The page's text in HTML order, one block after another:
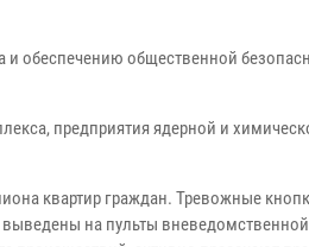
и обеспечению общественной
предприятия ядерной и
квартир граждан. Тревожные
на пульты